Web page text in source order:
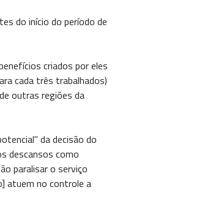
do início do período de
criados por eles
cada três trabalhados)
outras regiões da
da decisão do
descansos como
paralisar o serviço
atuem no controle a